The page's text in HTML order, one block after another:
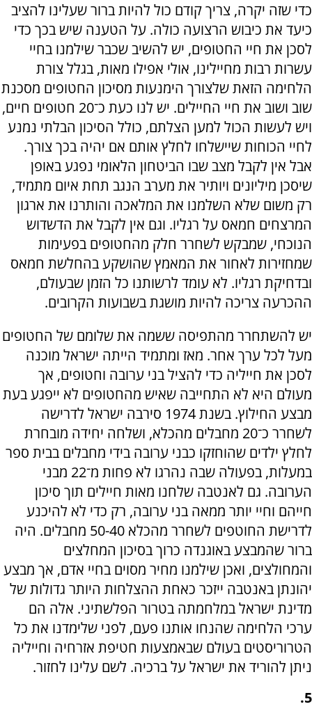
כדי שזה יקרה, צריך קודם כול להיות ברור שעלינו להציב
כיעד את כיבוש הרצועה כולה. על הטענה שיש בכך כדי
לסכן את חיי החטופים, יש להשיב שכבר שילמנו בחיי
עשרות רבות מחיילינו, אולי אפילו מאות, בגלל צורת
הלחימה הזאת שלצורך הימנעות מסיכון החטופים מסכנת
שוב ושוב את חיי החיילים. יש לנו כעת כ־20 חטופים חיים,
ויש לעשות הכול למען הצלתם, כולל הסיכון הבלתי נמנע
לחיי הכוחות שיישלחו לחלץ אותם אם יהיה בכך צורך.
אבל אין לקבל מצב שבו הביטחון הלאומי נפגע באופן
שיסכן מיליונים ויותיר את מערב הנגב תחת איום מתמיד,
רק משום שלא השלמנו את המלאכה והותרנו את ארגון
המרצחים חמאס על רגליו. וגם אין לקבל את הדשדוש
הנוכחי, שמבקש לשחרר חלק מהחטופים בפעימות
שמחזירות לאחור את המאמץ שהושקע בהחלשת חמאס
ובדחיקת רגליו. לא עומד לרשותנו כל הזמן שבעולם,
ההכרעה צריכה להיות מושגת בשבועות הקרובים.
יש להשתחרר מהתפיסה ששמה את שלומם של החטופים
מעל לכל ערך אחר. מאז ומתמיד הייתה ישראל מוכנה
לסכן את חייליה כדי להציל בני ערובה וחטופים, אך
מעולם היא לא התחייבה שאיש מהחטופים לא ייפגע בעת
מבצע החילוץ. בשנת 1974 סירבה ישראל לדרישה
לשחרר כ־20 מחבלים מהכלא, ושלחה יחידה מובחרת
לחלץ ילדים שהוחזקו כבני ערובה בידי מחבלים בבית ספר
במעלות, בפעולה שבה נהרגו לא פחות מ־22 מבני
הערובה. גם לאנטבה שלחנו מאות חיילים תוך סיכון
חייהם וחיי יותר ממאה בני ערובה, רק כדי לא להיכנע
לדרישת החוטפים לשחרר מהכלא 50-40 מחבלים. היה
ברור שהמבצע באוגנדה כרוך בסיכון המחלצים
והמחולצים, ואכן שילמנו מחיר מסוים בחיי אדם, אך מבצע
יהונתן באנטבה ייזכר כאחת ההצלחות היותר גדולות של
מדינת ישראל במלחמתה בטרור הפלשתיני. אלה הם
ערכי הלחימה שהנחו אותנו פעם, לפני שלימדנו את כל
הטרוריסטים בעולם שבאמצעות חטיפת אזרחיה וחייליה
ניתן להוריד את ישראל על ברכיה. לשם עלינו לחזור.
5.